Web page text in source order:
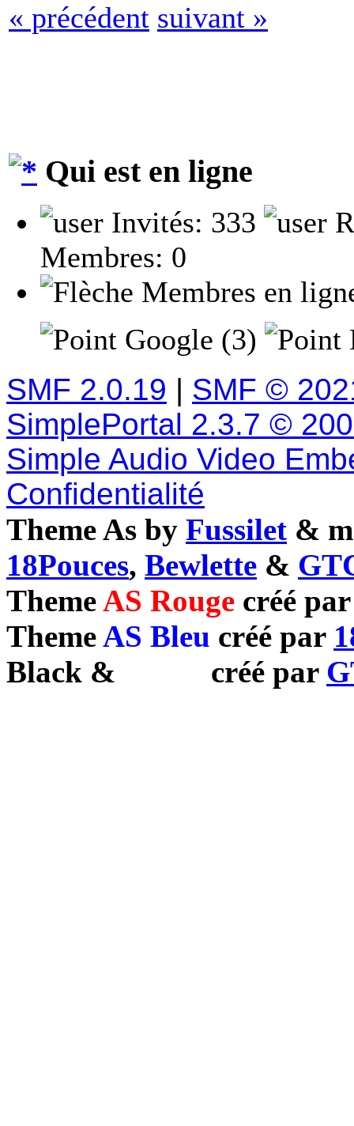
« précédent suivant »
Qui est en ligne
Invités: 333
Membres: 0
Membres en
Google (3)
SMF 2.0.19 | SMF ©
SimplePortal 2.3.7 ©
Simple Audio Video
Confidentialité
Theme As by Fussilet &
18Pouces, Bewlette &
Theme AS Rouge créé
Theme AS Bleu créé par
Black & créé par